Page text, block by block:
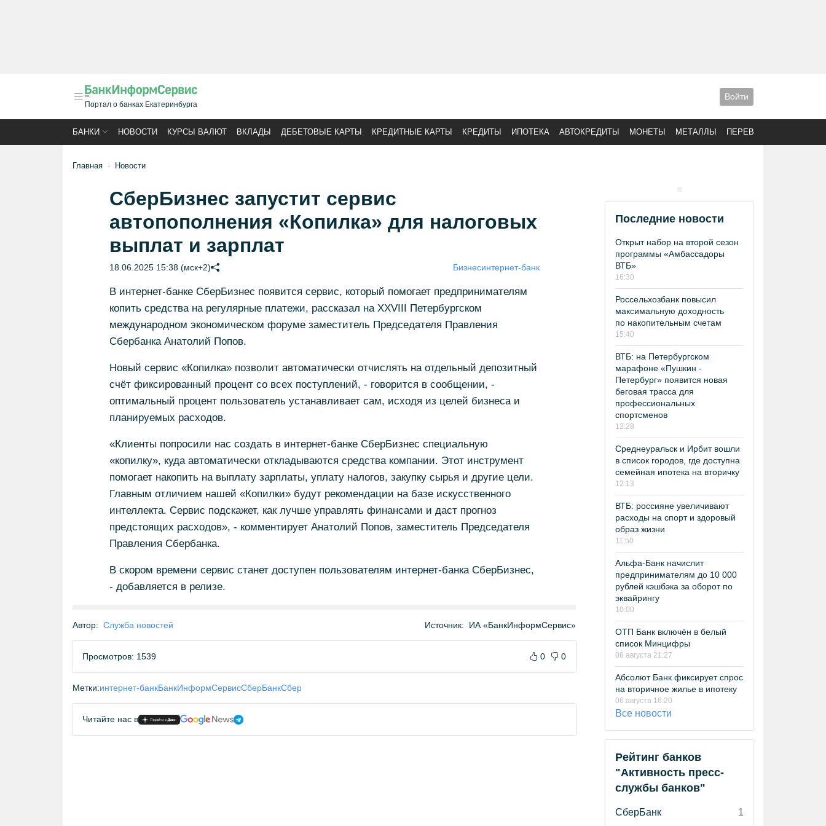
Портал о банках Екатеринбурга
Войти
БАНКИ НОВОСТИ КУРСЫ ВАЛЮТ ВКЛАДЫ ДЕБЕТОВЫЕ КАРТЫ КРЕДИТНЫЕ КАРТЫ КРЕДИТЫ ИПОТЕКА АВТОКРЕДИТЫ МОНЕТЫ МЕТАЛЛЫ ПЕРЕВОДЫ
Главная Новости
СберБизнес запустит сервис
автопополнения «Копилка» для налоговых
выплат и зарплат
18.06.2025 15:38 (мск+2) Бизнесинтернет-банк
В интернет-банке СберБизнес появится сервис, который помогает предпринимателям
копить средства на регулярные платежи, рассказал на XXVIII Петербургском
международном экономическом форуме заместитель Председателя Правления
Сбербанка Анатолий Попов.
Новый сервис «Копилка» позволит автоматически отчислять на отдельный депозитный
счёт фиксированный процент со всех поступлений, - говорится в сообщении, -
оптимальный процент пользователь устанавливает сам, исходя из целей бизнеса и
планируемых расходов.
«Клиенты попросили нас создать в интернет-банке СберБизнес специальную
«копилку», куда автоматически откладываются средства компании. Этот инструмент
помогает накопить на выплату зарплаты, уплату налогов, закупку сырья и другие цели.
Главным отличием нашей «Копилки» будут рекомендации на базе искусственного
интеллекта. Сервис подскажет, как лучше управлять финансами и даст прогноз
предстоящих расходов», - комментирует Анатолий Попов, заместитель Председателя
Правления Сбербанка.
В скором времени сервис станет доступен пользователям интернет-банка СберБизнес,
- добавляется в релизе.
Автор: Служба новостей Источник: ИА «БанкИнформСервис»
Просмотров: 1539 0 0
Метки:интернет-банкБанкИнформСервисСберБанкСбер
Читайте нас в
Последние новости
Открыт набор на второй сезон
программы «Амбассадоры
ВТБ»
16:30
Россельхозбанк повысил
максимальную доходность
по накопительным счетам
15:40
ВТБ: на Петербургском
марафоне «Пушкин -
Петербург» появится новая
беговая трасса для
профессиональных
спортсменов
12:28
Среднеуральск и Ирбит вошли
в список городов, где доступна
семейная ипотека на вторичку
12:13
ВТБ: россияне увеличивают
расходы на спорт и здоровый
образ жизни
11:50
Альфа-Банк начислит
предпринимателям до 10 000
рублей кэшбэка за оборот по
эквайрингу
10:00
ОТП Банк включён в белый
список Минцифры
06 августа 21:27
Абсолют Банк фиксирует спрос
на вторичное жилье в ипотеку
06 августа 16:20
Все новости
Рейтинг банков
"Активность пресс-
службы банков"
СберБанк
1